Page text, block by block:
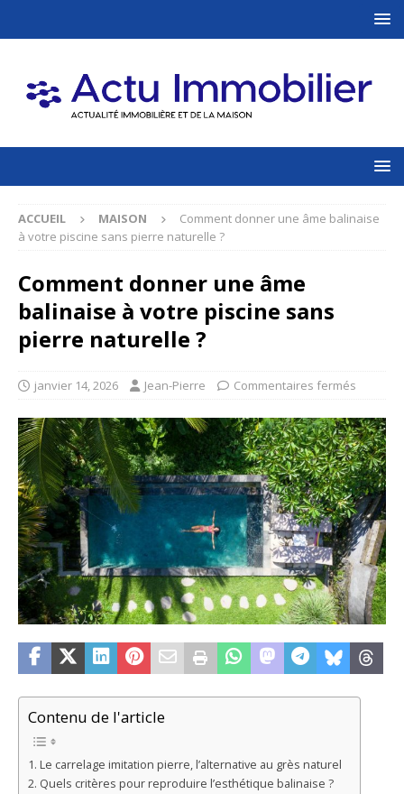
ACCUEIL MAISON
Comment donner une âme balinaise
à votre piscine sans pierre naturelle ?
Comment donner une âme
balinaise à votre piscine sans
pierre naturelle ?
janvier 14, 2026 Jean-Pierre Commentaires fermés
Contenu de l'article
Le carrelage imitation pierre, l’alternative au grès naturel
Quels critères pour reproduire l’esthétique balinaise ?